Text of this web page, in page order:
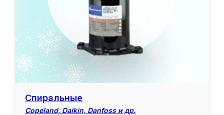
Спиральные
Copeland, Daikin, Danfoss и др.
Оставить заявку